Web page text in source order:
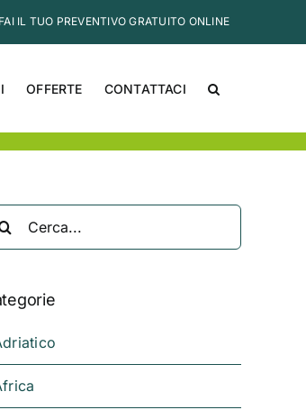
FAI IL TUO PREVENTIVO GRATUITO ONLINE
OFFERTE CONTATTACI